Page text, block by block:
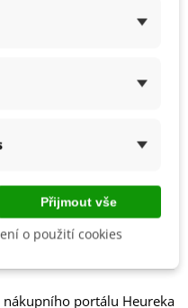
a uvidíme zda
portálu Heureka
Přijmout vše
o použití cookies